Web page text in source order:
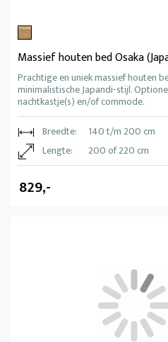
Massief houten bed Osaka
Prachtige en uniek massief houten
minimalistische Japandi-stijl.
nachtkastje(s) en/of commode.
Breedte:
140 t/m 200 cm
Lengte:
200 of 220 cm
829,-